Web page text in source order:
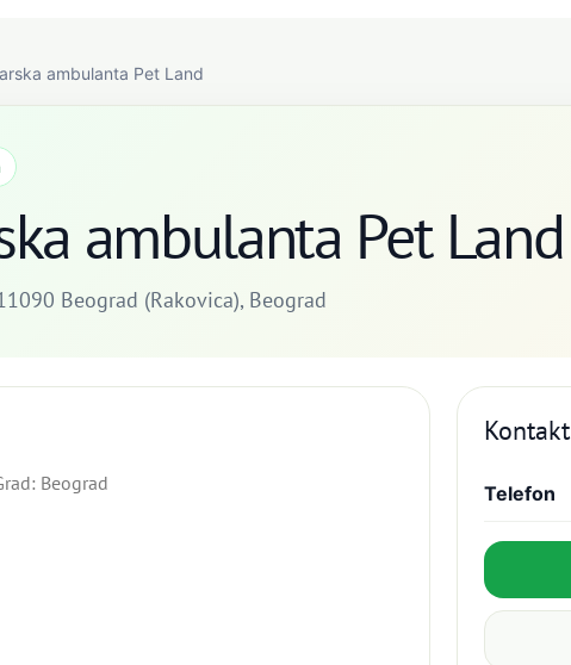
ambulanta Pet Land
ambulanta Pet Land
Beograd (Rakovica), Beograd
Beograd
Kontakt
Telefon